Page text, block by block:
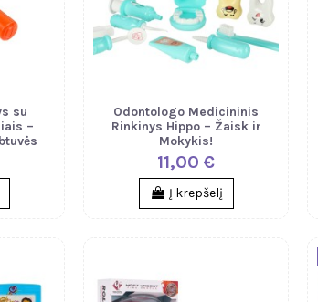
su
–
Odontologo Medicininis
Rinkinys Hippo – Žaisk ir
Mokykis!
11,00 €
Į krepšelį